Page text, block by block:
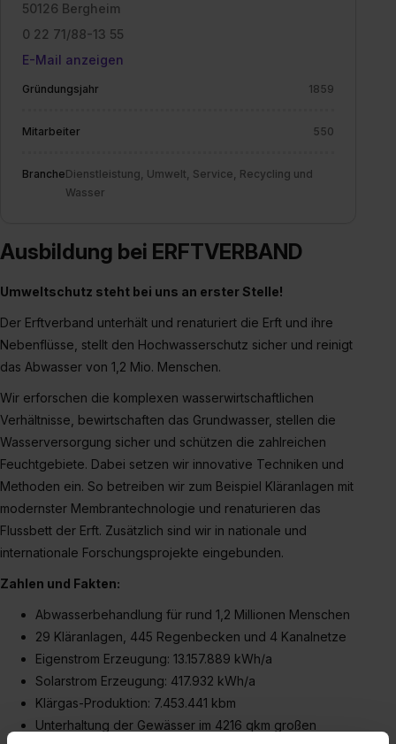
50126 Bergheim
0 22 71/88-13 55
E-Mail anzeigen
Gründungsjahr 1859
Mitarbeiter 550
BrancheDienstleistung, Umwelt, Service, Recycling und
Wasser
Ausbildung bei ERFTVERBAND
Umweltschutz steht bei uns an erster Stelle!
Der Erftverband unterhält und renaturiert die Erft und ihre
Nebenflüsse, stellt den Hochwasserschutz sicher und reinigt
das Abwasser von 1,2 Mio. Menschen.
Wir erforschen die komplexen wasserwirtschaftlichen
Verhältnisse, bewirtschaften das Grundwasser, stellen die
Wasserversorgung sicher und schützen die zahlreichen
Feuchtgebiete. Dabei setzen wir innovative Techniken und
Methoden ein. So betreiben wir zum Beispiel Kläranlagen mit
modernster Membrantechnologie und renaturieren das
Flussbett der Erft. Zusätzlich sind wir in nationale und
internationale Forschungsprojekte eingebunden.
Zahlen und Fakten:
Abwasserbehandlung für rund 1,2 Millionen Menschen
29 Kläranlagen, 445 Regenbecken und 4 Kanalnetze
Eigenstrom Erzeugung: 13.157.889 kWh/a
Solarstrom Erzeugung: 417.932 kWh/a
Klärgas-Produktion: 7.453.441 kbm
Unterhaltung der Gewässer im 4216 qkm großen